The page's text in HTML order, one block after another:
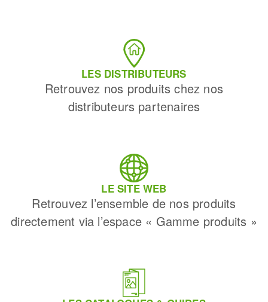
LES DISTRIBUTEURS
Retrouvez nos produits chez nos
distributeurs partenaires
LE SITE WEB
Retrouvez l’ensemble de nos produits
directement via l’espace « Gamme produits »